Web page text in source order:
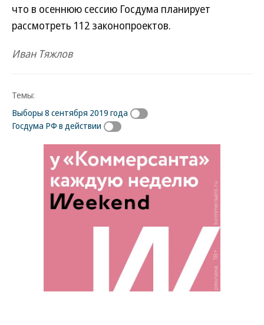
что в осеннюю сессию Госдума планирует
рассмотреть 112 законопроектов.
Иван Тяжлов
Темы:
Выборы 8 сентября 2019 года
Госдума РФ в действии